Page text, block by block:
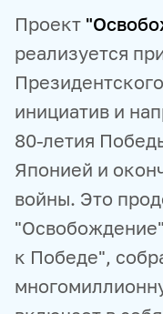
Проект
реализуется
инициатив и
80-летия
Японией и
войны. Это
к Победе",